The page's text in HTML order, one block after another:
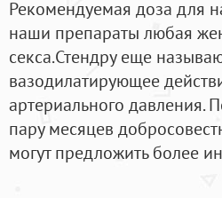
Рекомендуемая доза для
наши препараты любая
секса.Стендру еще
вазодилатирующее
артериального давления.
пару месяцев
могут предложить более